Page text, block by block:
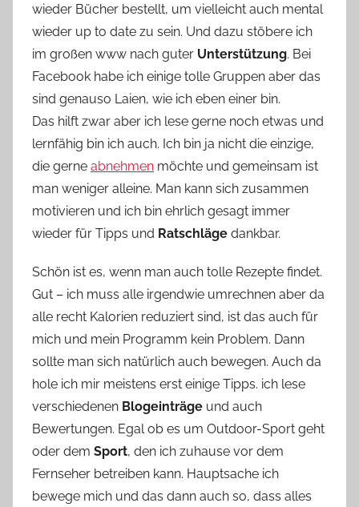
wieder Bücher bestellt, um vielleicht auch mental
wieder up to date zu sein. Und dazu stöbere ich
im großen www nach guter Unterstützung. Bei
Facebook habe ich einige tolle Gruppen aber das
sind genauso Laien, wie ich eben einer bin.
Das hilft zwar aber ich lese gerne noch etwas und
lernfähig bin ich auch. Ich bin ja nicht die einzige,
die gerne abnehmen möchte und gemeinsam ist
man weniger alleine. Man kann sich zusammen
motivieren und ich bin ehrlich gesagt immer
wieder für Tipps und Ratschläge dankbar.
Schön ist es, wenn man auch tolle Rezepte findet.
Gut – ich muss alle irgendwie umrechnen aber da
alle recht Kalorien reduziert sind, ist das auch für
mich und mein Programm kein Problem. Dann
sollte man sich natürlich auch bewegen. Auch da
hole ich mir meistens erst einige Tipps. ich lese
verschiedenen Blogeinträge und auch
Bewertungen. Egal ob es um Outdoor-Sport geht
oder dem Sport, den ich zuhause vor dem
Fernseher betreiben kann. Hauptsache ich
bewege mich und das dann auch so, dass alles